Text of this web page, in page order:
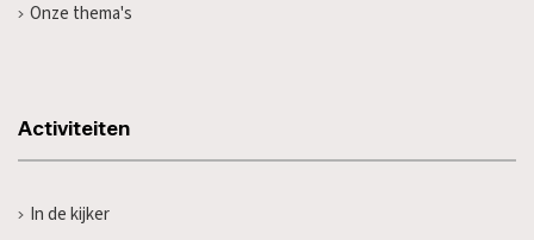
Onze thema's
Activiteiten
In de kijker